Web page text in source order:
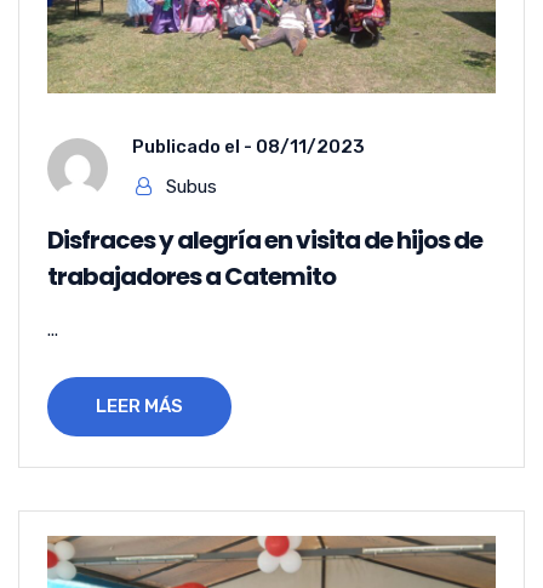
Publicado el - 08/11/2023
Subus
Disfraces y alegría en visita de hijos de
trabajadores a Catemito
...
LEER MÁS